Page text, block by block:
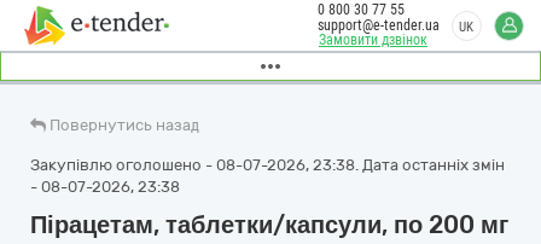
Замовити дзвінок
0 800 30 77 55
support@e-tender.ua
UK
Повернутись назад
Закупівлю оголошено - 08-07-2026, 23:38. Дата останніх змін
- 08-07-2026, 23:38
Пірацетам, таблетки/капсули, по 200 мг